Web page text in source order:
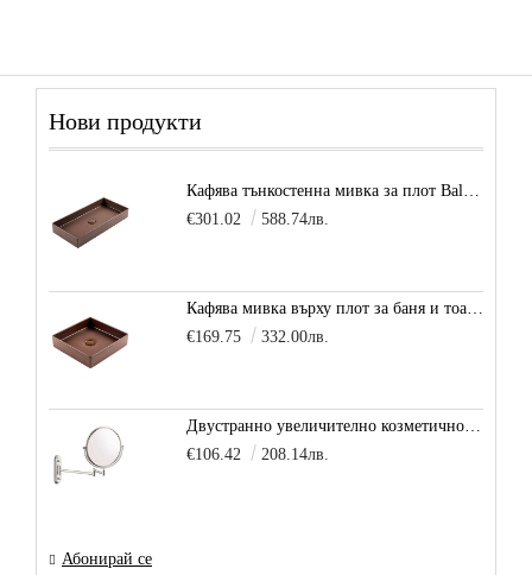
Нови продукти
€301.02
588.74лв.
Кафява мивка върху плот за баня и тоалетна Decente, цвят - карамел
€169.75
332.00лв.
Двустранно увеличително козметично огледало за баня Vitra Arkitekt
€106.42
208.14лв.
Абонирай се